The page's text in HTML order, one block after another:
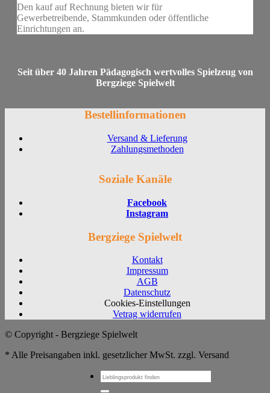
Den kauf auf Rechnung bieten wir für
Gewerbetreibende, Stammkunden oder öffentliche
Einrichtungen an.
Seit über 40 Jahren Pädagogisch wertvolles Spielzeug von
Bergziege Spielwelt
Bestellinformationen
Versand & Lieferung
Zahlungsmethoden
Soziale Kanäle
Facebook
Instagram
Bergziege Spielwelt
Kontakt
Impressum
AGB
Datenschutz
Cookies-Einstellungen
Vetrag widerrufen
© Copyright - Bergziege Spielwelt
* Alle Preisangaben inkl. gesetzlicher MwSt. zzgl. Versand
Suchen
nach: